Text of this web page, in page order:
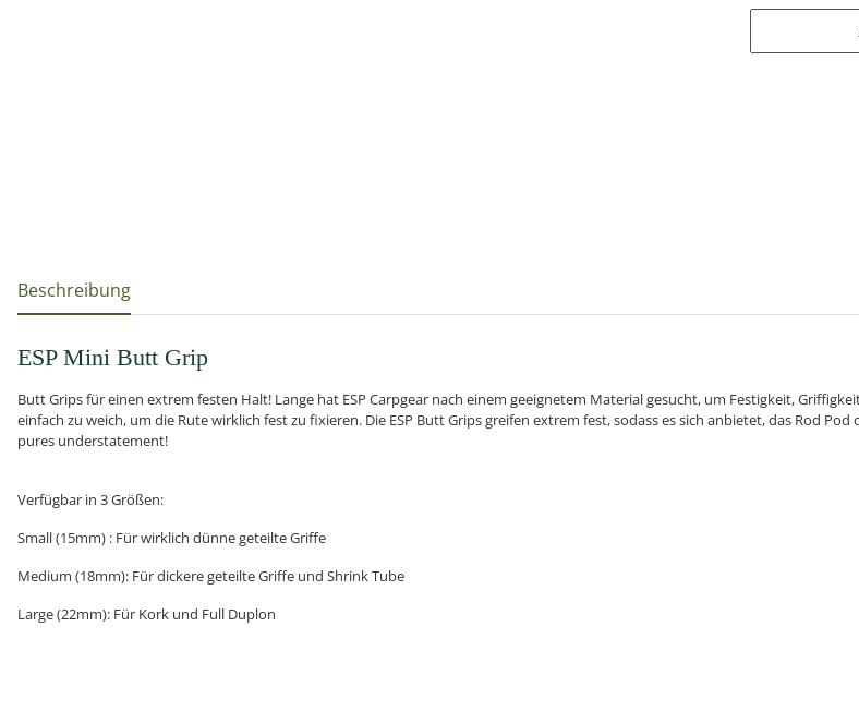
weitere Registerkarten anzeigen
Beschreibung
ESP Mini Butt Grip
Butt Grips für einen extrem festen Halt! Lange hat ESP Carpgear nach einem geeignetem Material gesucht, um Festigkeit,
einfach zu weich, um die Rute wirklich fest zu fixieren. Die ESP Butt Grips greifen extrem fest, sodass es sich anbietet, das Rod
pures understatement!
Verfügbar in 3 Größen:
Small (15mm) : Für wirklich dünne geteilte Griffe
Medium (18mm): Für dickere geteilte Griffe und Shrink Tube
Large (22mm): Für Kork und Full Duplon